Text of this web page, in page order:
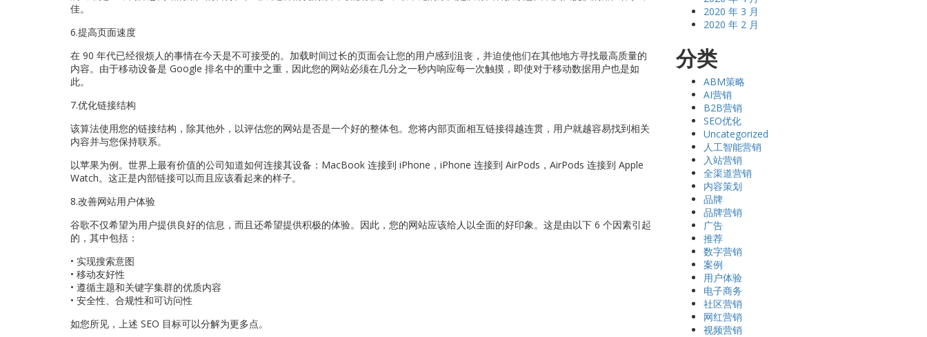
佳。
6.提高页面速度
在 90 年代已经很烦人的事情在今天是不可接受的。加载时间过长的页面会让您的用户感到沮丧，并迫使他们在其他地方寻找最高质量的
内容。由于移动设备是 Google 排名中的重中之重，因此您的网站必须在几分之一秒内响应每一次触摸，即使对于移动数据用户也是如
此。
7.优化链接结构
该算法使用您的链接结构，除其他外，以评估您的网站是否是一个好的整体包。您将内部页面相互链接得越连贯，用户就越容易找到相关
内容并与您保持联系。
以苹果为例。世界上最有价值的公司知道如何连接其设备：MacBook 连接到 iPhone，iPhone 连接到 AirPods，AirPods 连接到 Apple
Watch。这正是内部链接可以而且应该看起来的样子。
8.改善网站用户体验
谷歌不仅希望为用户提供良好的信息，而且还希望提供积极的体验。因此，您的网站应该给人以全面的好印象。这是由以下 6 个因素引起
的，其中包括：
• 实现搜索意图
• 移动友好性
• 遵循主题和关键字集群的优质内容
• 安全性、合规性和可访问性
如您所见，上述 SEO 目标可以分解为更多点。
2020 年 3 月
2020 年 2 月
分类
ABM策略
AI营销
B2B营销
SEO优化
Uncategorized
人工智能营销
入站营销
全渠道营销
内容策划
品牌
品牌营销
广告
推荐
数字营销
案例
用户体验
电子商务
社区营销
网红营销
视频营销